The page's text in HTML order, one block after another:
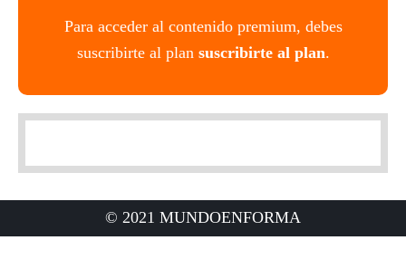
Para acceder al contenido premium, debes
suscribirte al plan suscribirte al plan.
© 2021 MUNDOENFORMA